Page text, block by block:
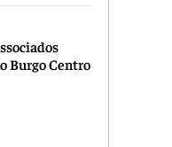
Burgo Centro